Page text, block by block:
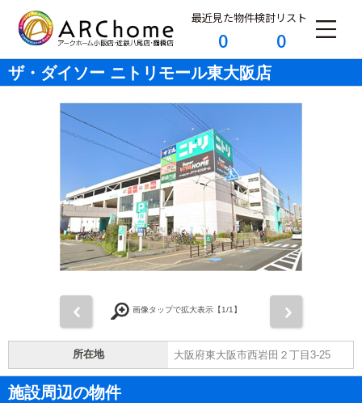
最近見た物件
0
検討リスト
0
ザ・ダイソー ニトリモール東大阪店
画像タップで拡大表示【1/1】
所在地 大阪府東大阪市西岩田２丁目3-25
施設周辺の物件